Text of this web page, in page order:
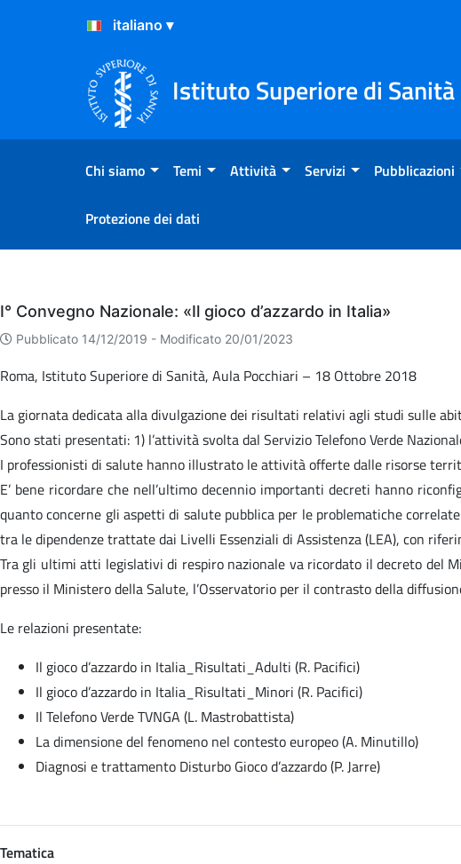
Salta al Contenuto
Salta al Footer
Istituto Superiore di Sanità
Chi siamo Temi Attività Servizi Pubblicazioni
Protezione dei dati
Eventi
I° Convegno Nazionale: «Il gioco d’azzardo in Italia»
Pubblicato 14/12/2019 - Modificato 20/01/2023
Roma, Istituto Superiore di Sanità, Aula Pocchiari – 18 Ottobre 2018
La giornata dedicata alla divulgazione dei risultati relativi agli studi sulle
Sono stati presentati: 1) l’attività svolta dal Servizio Telefono Verde
I professionisti di salute hanno illustrato le attività offerte dalle risorse
E’ bene ricordare che nell’ultimo decennio importanti decreti hanno
quanto concerne gli aspetti di salute pubblica per le problematiche
tra le dipendenze trattate dai Livelli Essenziali di Assistenza (LEA), con
Tra gli ultimi atti legislativi di respiro nazionale va ricordato il decreto del
presso il Ministero della Salute, l’Osservatorio per il contrasto della
Le relazioni presentate:
Il gioco d’azzardo in Italia_Risultati_Adulti (R. Pacifici)
Il gioco d’azzardo in Italia_Risultati_Minori (R. Pacifici)
Il Telefono Verde TVNGA (L. Mastrobattista)
La dimensione del fenomeno nel contesto europeo (A. Minutillo)
Diagnosi e trattamento Disturbo Gioco d’azzardo (P. Jarre)
Tematica